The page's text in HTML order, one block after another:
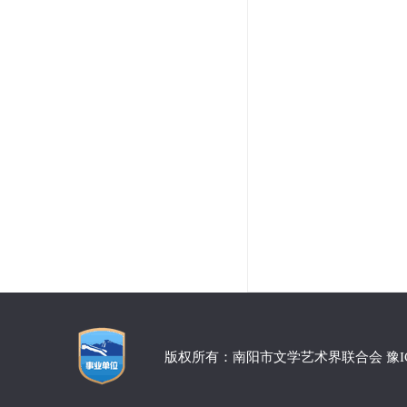
版权所有：南阳市文学艺术界联合会 豫